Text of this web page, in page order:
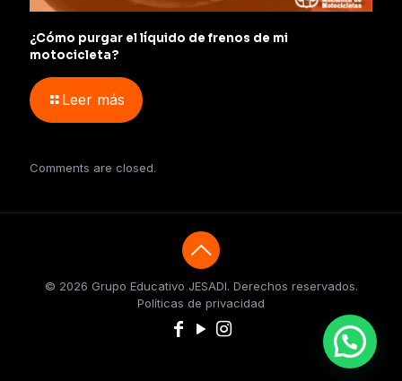
¿Cómo purgar el líquido de frenos de mi
motocicleta?
Leer más
Comments are closed.
© 2026 Grupo Educativo JESADI. Derechos reservados.
Políticas de privacidad